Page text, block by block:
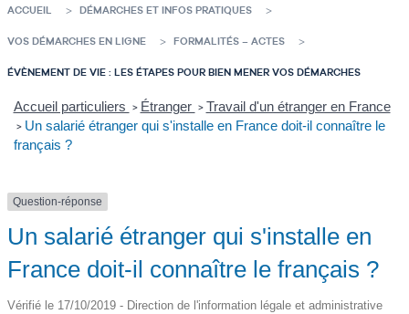
ACCUEIL DÉMARCHES ET INFOS PRATIQUES
VOS DÉMARCHES EN LIGNE FORMALITÉS – ACTES
ÉVÈNEMENT DE VIE : LES ÉTAPES POUR BIEN MENER VOS DÉMARCHES
Accueil particuliers > Étranger > Travail d'un étranger en France
> Un salarié étranger qui s'installe en France doit-il connaître le
français ?
Question-réponse
Un salarié étranger qui s'installe en
France doit-il connaître le français ?
Vérifié le 17/10/2019 - Direction de l'information légale et administrative